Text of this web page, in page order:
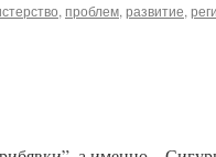
, проблем, развитие,